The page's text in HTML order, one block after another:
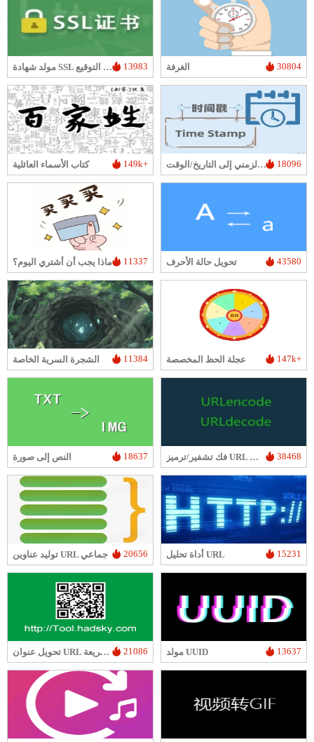
مولد شهادة SSL ذاتية التوقيع 13983 الغرفة 30804
كتاب الأسماء العائلية 149k+ تحويل الطابع الزمني إلى التاريخ/الوقت 18096
ماذا يجب أن أشتري اليوم؟ 11337 تحويل حالة الأحرف 43580
الشجرة السرية الخاصة 11384 عجلة الحظ المخصصة 147k+
النص إلى صورة 18637 فك تشفير/ترميز URL عبر الإنترنت 38468
توليد عناوين URL جماعي 20656 أداة تحليل URL 15231
تحويل عنوان URL إلى رمز الاستجابة السريعة 21086 مولد UUID 13637